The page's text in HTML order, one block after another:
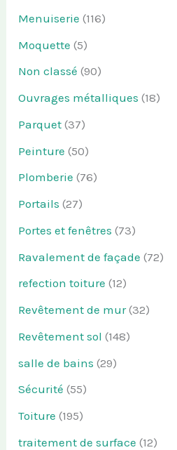
Menuiserie (116)
Moquette (5)
Non classé (90)
Ouvrages métalliques (18)
Parquet (37)
Peinture (50)
Plomberie (76)
Portails (27)
Portes et fenêtres (73)
Ravalement de façade (72)
refection toiture (12)
Revêtement de mur(32)
Revêtement sol (148)
salle de bains (29)
Sécurité (55)
Toiture (195)
traitement de surface (12)